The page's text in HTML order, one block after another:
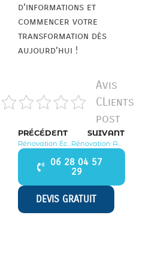
d’informations et
commencer votre
transformation dès
aujourd’hui !
Avis
CLients
post
PRÉCÉDENT SUIVANT
06 28 04 57
29
DEVIS GRATUIT